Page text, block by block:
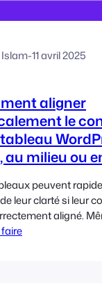
-11 avril 2025
aligner
le
au milieu ou
peuvent
leur clarté si leur
aligné.
en page solide, des